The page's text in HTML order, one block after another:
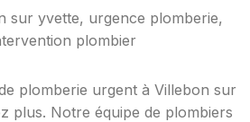
plomberie urgent à Villebon sur
plus. Notre équipe de plombiers